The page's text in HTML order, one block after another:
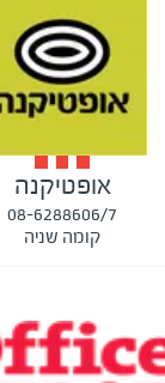
אופטיקנה
08-6288606/7
קומה שניה